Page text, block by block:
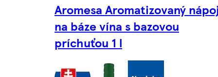
Aromesa Aromatizovaný
na báze vína s bazovou
príchuťou 1 l